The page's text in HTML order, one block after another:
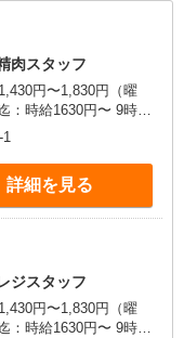
肉スタッフ
円〜1,830円（曜
：時給1630円〜 9時以
降：時給1580円〜 ★土
※アルバイトさんの
わせください
1
詳細を見る
ジスタッフ
円〜1,830円（曜
：時給1630円〜 9時以